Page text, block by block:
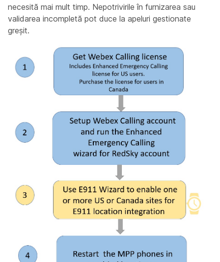
necesită mai mult timp. Nepotrivirile în furnizarea sau
validarea incompletă pot duce la apeluri gestionate
greșit.